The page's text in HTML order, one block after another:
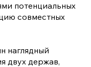
потенциальных
совместных
наглядный
двух держав,